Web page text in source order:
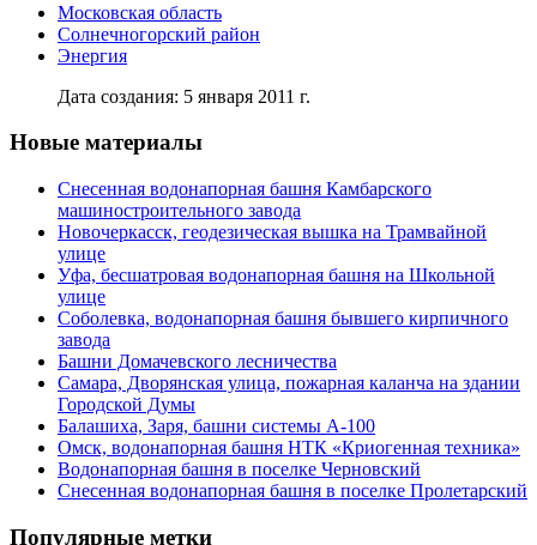
Московская область
Солнечногорский район
Энергия
Дата создания: 5 января 2011 г.
Новые материалы
Снесенная водонапорная башня Камбарского
машиностроительного завода
Новочеркасск, геодезическая вышка на Трамвайной
улице
Уфа, бесшатровая водонапорная башня на Школьной
улице
Соболевка, водонапорная башня бывшего кирпичного
завода
Башни Домачевского лесничества
Самара, Дворянская улица, пожарная каланча на здании
Городской Думы
Балашиха, Заря, башни системы А-100
Омск, водонапорная башня НТК «Криогенная техника»
Водонапорная башня в поселке Черновский
Снесенная водонапорная башня в поселке Пролетарский
Популярные метки